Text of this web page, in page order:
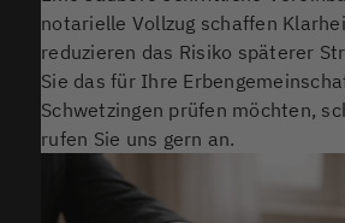
notarielle Vollzug schaffen
reduzieren das Risiko späterer
Sie das für Ihre
Schwetzingen prüfen möchten,
rufen Sie uns gern an.